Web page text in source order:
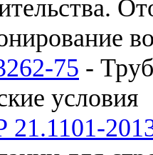
75 -
условия